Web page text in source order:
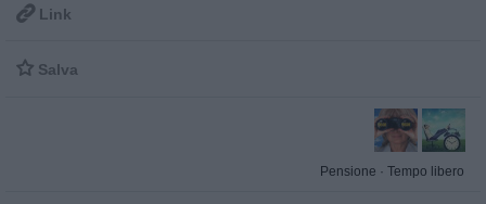
 Link
 Salva
Pensione · Tempo libero